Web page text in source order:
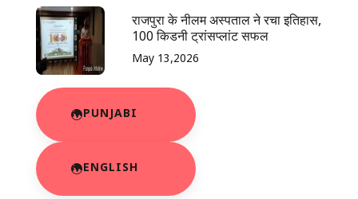
राजपुरा के नीलम अस्पताल ने रचा इतिहास,
100 किडनी ट्रांसप्लांट सफल
May 13,2026
PUNJABI
ENGLISH